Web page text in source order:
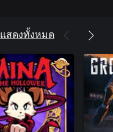
แสดงทั้งหมด